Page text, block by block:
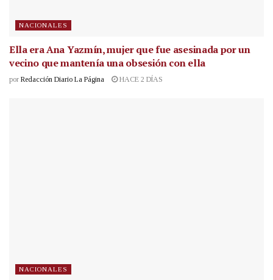
NACIONALES
Ella era Ana Yazmín, mujer que fue asesinada por un
vecino que mantenía una obsesión con ella
por Redacción Diario La Página HACE 2 DÍAS
NACIONALES